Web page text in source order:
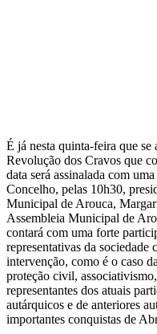
É já nesta quinta-feira que se
Revolução dos Cravos que
data será assinalada com
Concelho, pelas 10h30,
Municipal de Arouca,
Assembleia Municipal de
contará com uma forte
representativas da sociedade
intervenção, como é o caso
proteção civil,
representantes dos atuais
autárquicos e de anteriores
importantes conquistas de